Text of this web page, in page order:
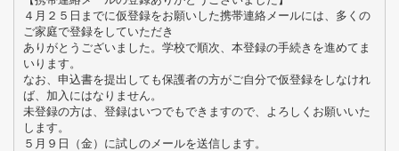
４月２５日までに仮登録をお願いした携帯連絡メールには、多くの
ご家庭で登録をしていただき
ありがとうございました。学校で順次、本登録の手続きを進めてま
いります。
なお、申込書を提出しても保護者の方がご自分で仮登録をしなけれ
ば、加入にはなりません。
未登録の方は、登録はいつでもできますので、よろしくお願いいた
します。
５月９日（金）に試しのメールを送信します。